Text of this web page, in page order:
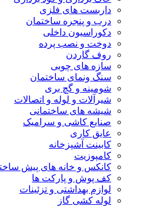
داربست های فلزی
درب و پنجره ساختمان
دکوراسیون داخلی
دوخت و نصب پرده
روف گاردن
سازه های چوبی
سنگ ونمای ساختمان
شومینه و گچ بری
شیرآلات و لوله و اتصالات
شیشه های ساختمانی
صنایع کاشی و سرامیک
عایق کاری
کابینت آشپزخانه
کامپوزیت
کانکس و خانه های پیش ساخته
کف پوش و پارکت ها
لوازم بهداشتی و تزئینات
لوله کشی گاز